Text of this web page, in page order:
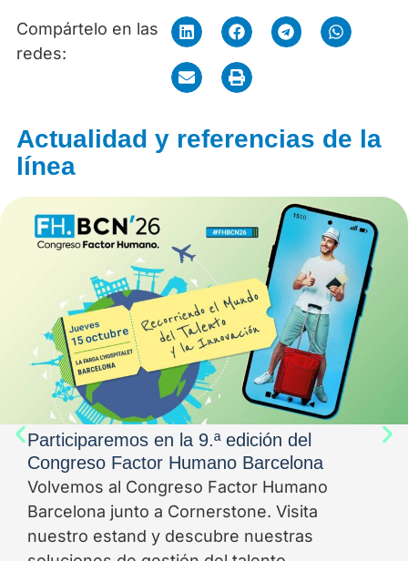
Compártelo en las
redes:
Actualidad y referencias de la
línea
Participaremos en la 9.ª edición del
Congreso Factor Humano Barcelona
Volvemos al Congreso Factor Humano
Barcelona junto a Cornerstone. Visita
nuestro estand y descubre nuestras